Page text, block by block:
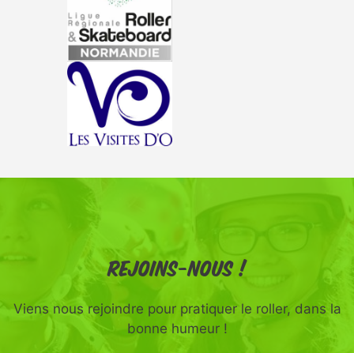
Rejoins-nous !
Viens nous rejoindre pour pratiquer le roller, dans la
bonne humeur !